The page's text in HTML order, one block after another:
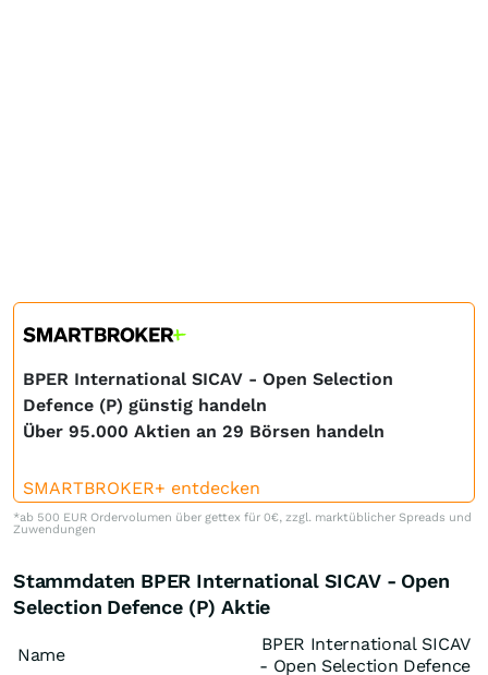
BPER International SICAV - Open Selection
Defence (P) günstig handeln
Über 95.000 Aktien an 29 Börsen handeln
SMARTBROKER+ entdecken
*ab 500 EUR Ordervolumen über gettex für 0€, zzgl. marktüblicher Spreads und
Zuwendungen
Stammdaten BPER International SICAV - Open
Selection Defence (P) Aktie
Name
BPER International SICAV
- Open Selection Defence